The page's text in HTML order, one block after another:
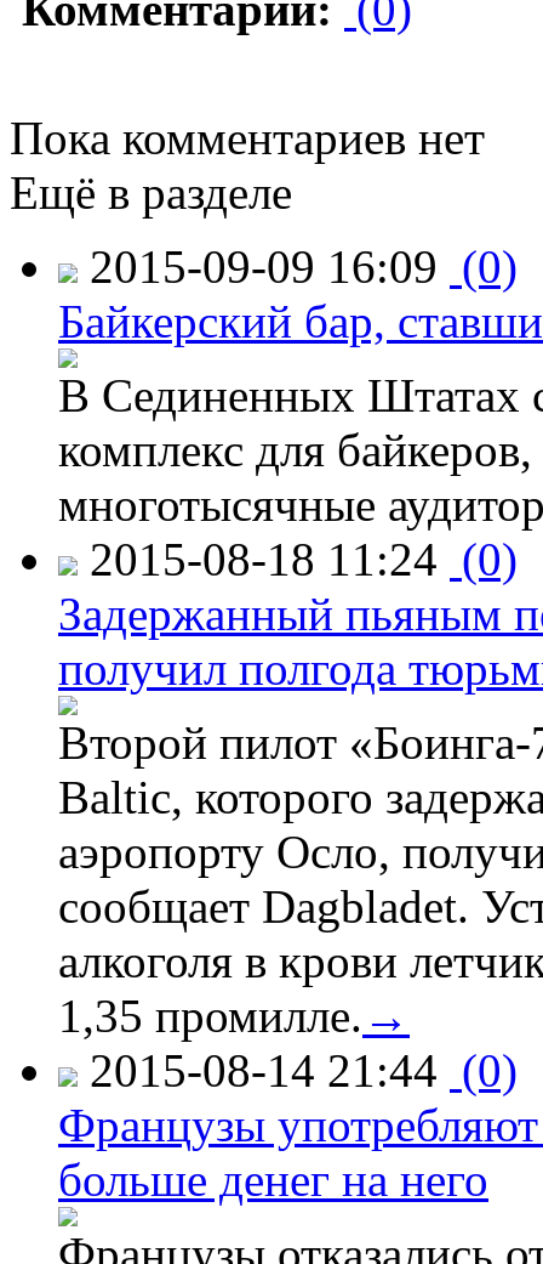
Пока комментариев нет
Ещё в разделе
2015-09-09 16:09 (0)
Байкерский бар,
В Сединенных Штатах
комплекс для
многотысячные
2015-08-18 11:24 (0)
Задержанный пьяным
получил полгода
Второй пилот
Baltic, которого
аэропорту Осло,
сообщает Dagbladet.
алкоголя в крови
1,35 промилле. →
2015-08-14 21:44 (0)
Французы
больше денег на него
Французы отказались